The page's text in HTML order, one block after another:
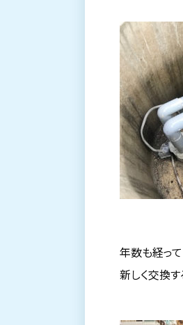
年数も経っ
新しく交換す